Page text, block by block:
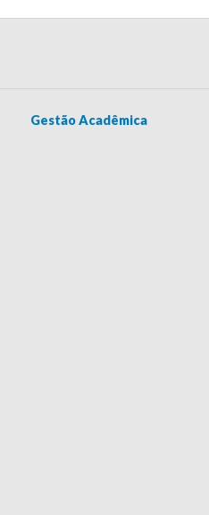
Gestão Acadêmica